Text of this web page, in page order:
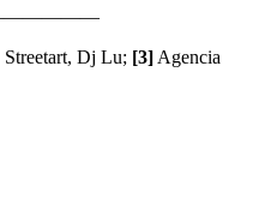
Streetart, Dj Lu; [3] Agencia